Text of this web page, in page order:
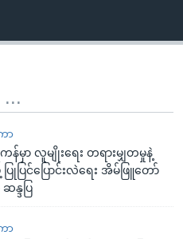
ာ
န်မှာ လူမျိုးရေး တရားမျှတမှုနဲ့
ြုပြင်ပြောင်းလဲရေး အိမ်ဖြူတော်
န္ဒပြ
ာ